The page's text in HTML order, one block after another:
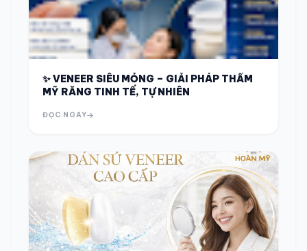
✨ VENEER SIÊU MỎNG – GIẢI PHÁP THẨM
MỸ RĂNG TINH TẾ, TỰ NHIÊN
ĐỌC NGAY